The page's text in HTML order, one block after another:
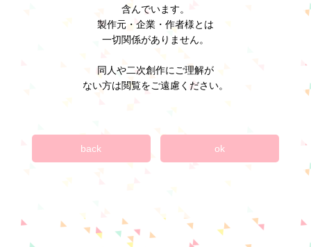
含んでいます。
製作元・企業・作者様とは
一切関係がありません。
同人や二次創作にご理解が
ない方は閲覧をご遠慮ください。
back ok